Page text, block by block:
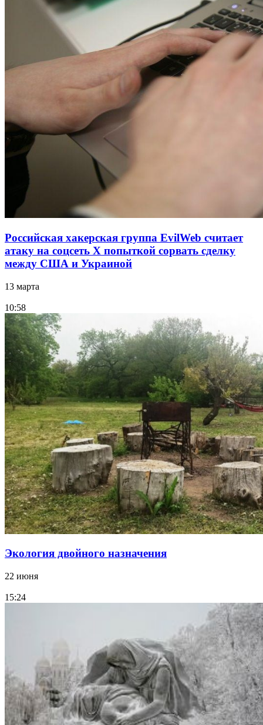
Российская хакерская группа EvilWeb считает
атаку на соцсеть Х попыткой сорвать сделку
между США и Украиной
13 марта
10:58
Экология двойного назначения
22 июня
15:24